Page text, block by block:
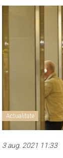
Actualitate
3 aug. 2021 11:33